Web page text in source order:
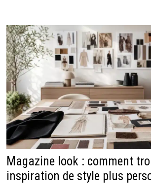
Magazine look : comment
inspiration de style plus